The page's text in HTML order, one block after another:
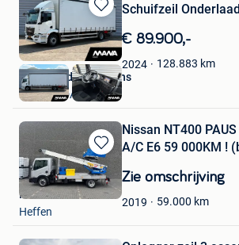
Bewaren
in
Mijn
Favorieten
Schuifzeil
€ 89.900,-
2024 128.883 km
MANA Bedrijfswagens
ROOSENDAAL
Bewaren
in
Mijn
Favorieten
Nissan NT400
A/C E6 59 000KM !
Zie omschrijving
2019 59.000 km
Rene Trucks
Heffen